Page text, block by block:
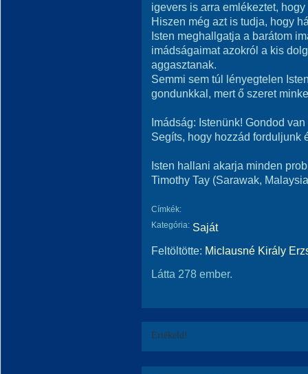
igevers is arra emlékeztet,
Hiszen még azt is tudja, hogy
Isten meghallgatja a barátom
imádságaimat azokról a kis
aggasztanak.
Semmi sem túl lényegtelen
gondunkkal, mert ő szeret
Imádság: Istenünk! Gondod
Segíts, hogy hozzád forduljunk
Isten hallani akarja minden
Timothy Tay (Sarawak,
Címkék:
Kategória: Saját
Feltöltötte: Miclausné Király
Látta 278 ember.
Értékeld!